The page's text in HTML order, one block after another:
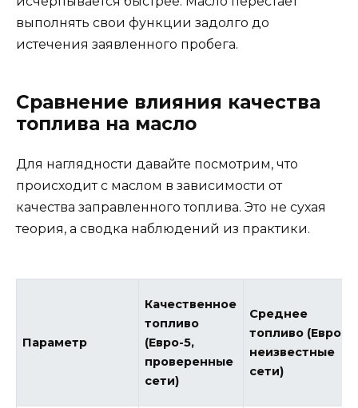
выполнять свои функции задолго до
истечения заявленного пробега.
Сравнение влияния качества
топлива на масло
Для наглядности давайте посмотрим, что
происходит с маслом в зависимости от
качества заправленного топлива. Это не сухая
теория, а сводка наблюдений из практики.
Параметр
Качественное
топливо
(Евро-5,
проверенные
сети)
Среднее
топливо (Евро-4,
неизвестные
сети)